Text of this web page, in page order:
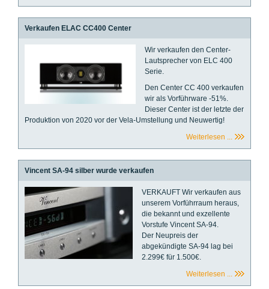
Verkaufen ELAC CC400 Center
Wir verkaufen den Center-
Lautsprecher von ELC 400
Serie.
Den Center CC 400 verkaufen
wir als Vorführware -51%.
Dieser Center ist der letzte der
Produktion von 2020 vor der Vela-Umstellung und Neuwertig!
Weiterlesen ...
Vincent SA-94 silber wurde verkaufen
VERKAUFT Wir verkaufen aus
unserem Vorführraum heraus,
die bekannt und exzellente
Vorstufe Vincent SA-94.
Der Neupreis der
abgekündigte SA-94 lag bei
2.299€ für 1.500€.
Weiterlesen ...